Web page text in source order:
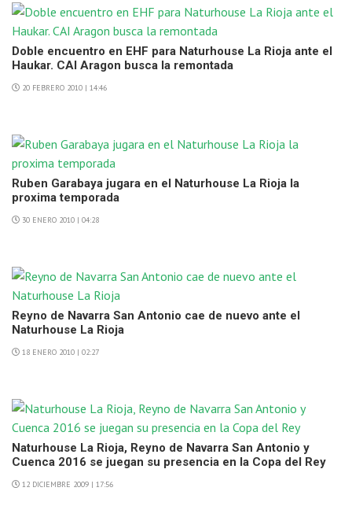
Doble encuentro en EHF para Naturhouse La Rioja ante el
Haukar. CAI Aragon busca la remontada
20 FEBRERO 2010 | 14:46
Ruben Garabaya jugara en el Naturhouse La Rioja la
proxima temporada
30 ENERO 2010 | 04:28
Reyno de Navarra San Antonio cae de nuevo ante el
Naturhouse La Rioja
18 ENERO 2010 | 02:27
Naturhouse La Rioja, Reyno de Navarra San Antonio y
Cuenca 2016 se juegan su presencia en la Copa del Rey
12 DICIEMBRE 2009 | 17:56